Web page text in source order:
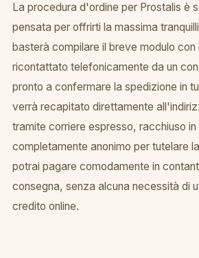
La procedura d'ordine per Prostalis è
pensata per offrirti la massima
basterà compilare il breve modulo con
ricontattato telefonicamente da un
pronto a confermare la spedizione in
verrà recapitato direttamente
tramite corriere espresso, racchiuso in
completamente anonimo per tutelare
potrai pagare comodamente in
consegna, senza alcuna necessità di
credito online.